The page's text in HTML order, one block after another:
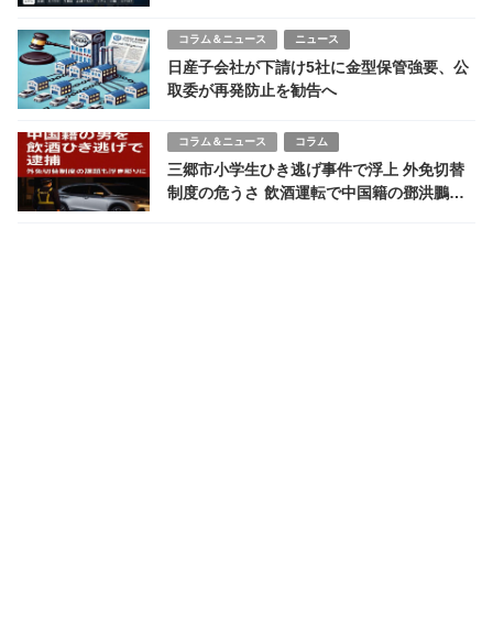
コラム＆ニュース ニュース
日産子会社が下請け5社に金型保管強要、公
取委が再発防止を勧告へ
コラム＆ニュース コラム
三郷市小学生ひき逃げ事件で浮上 外免切替
制度の危うさ 飲酒運転で中国籍の鄧洪鵬、